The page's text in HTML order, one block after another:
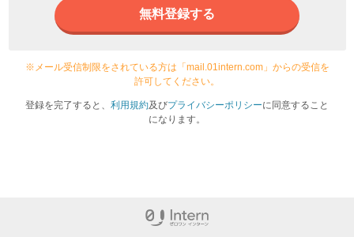
無料登録する
※メール受信制限をされている方は「mail.01intern.com」からの受信を
許可してください。
登録を完了すると、 利用規約及びプライバシーポリシーに同意すること
になります。